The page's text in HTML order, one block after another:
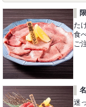
た
食
ご
迷